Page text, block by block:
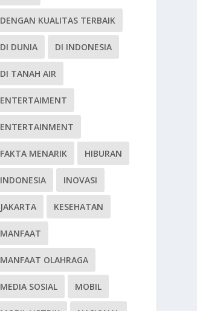
DENGAN KUALITAS TERBAIK
DI DUNIA DI INDONESIA
DI TANAH AIR
ENTERTAIMENT
ENTERTAINMENT
FAKTA MENARIK HIBURAN
INDONESIA INOVASI
JAKARTA KESEHATAN
MANFAAT
MANFAAT OLAHRAGA
MEDIA SOSIAL MOBIL